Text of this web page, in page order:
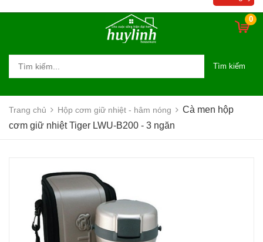
0
Tìm kiếm
Trang chủ Hộp cơm giữ nhiệt - hâm nóng
Cà men hộp
cơm giữ nhiệt Tiger LWU-B200 - 3 ngăn